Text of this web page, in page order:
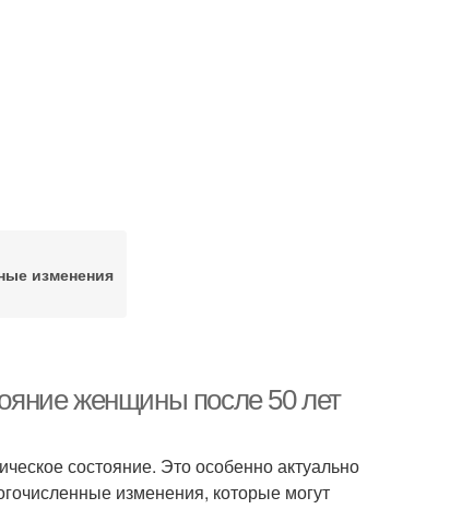
изменения
женщины после 50 лет
состояние. Это особенно актуально
изменения, которые могут